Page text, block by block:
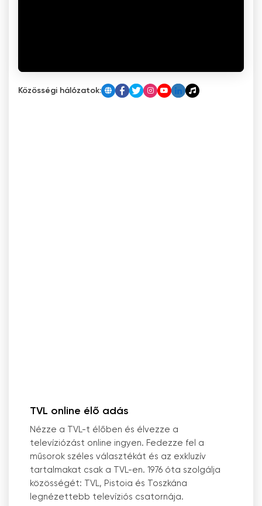
Közösségi hálózatok:
TVL online élő adás
Nézze a TVL-t élőben és élvezze a
televíziózást online ingyen. Fedezze fel a
műsorok széles választékát és az exkluzív
tartalmakat csak a TVL-en. 1976 óta szolgálja
közösségét: TVL, Pistoia és Toszkána
legnézettebb televíziós csatornája.